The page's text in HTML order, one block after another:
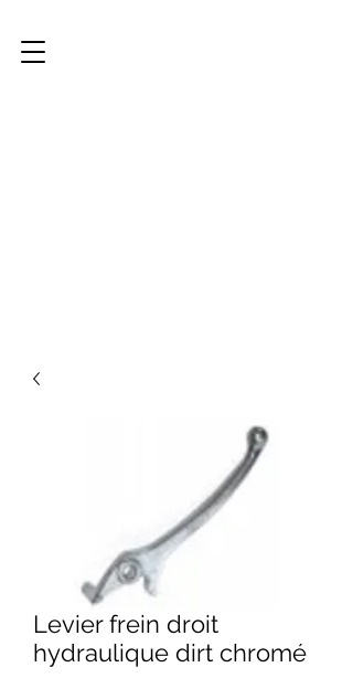
Levier frein droit
hydraulique dirt chromé